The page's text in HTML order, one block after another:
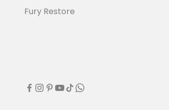
Fury Restore